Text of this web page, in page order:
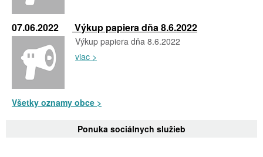
07.06.2022 Výkup papiera dňa 8.6.2022
Výkup papiera dňa 8.6.2022
viac >
Všetky oznamy obce >
Ponuka sociálnych služieb